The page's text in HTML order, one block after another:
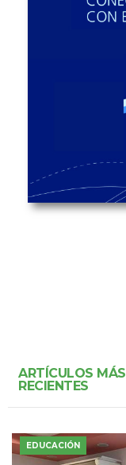
ARTÍCULOS MÁS
RECIENTES
EDUCACIÓN